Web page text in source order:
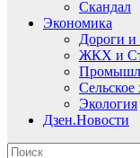
Скандал
Экономика
Дороги и
ЖКХ и
Сельское
Экология
Дзен.Новости